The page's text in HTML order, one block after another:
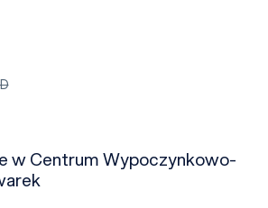
w Centrum Wypoczynkowo-